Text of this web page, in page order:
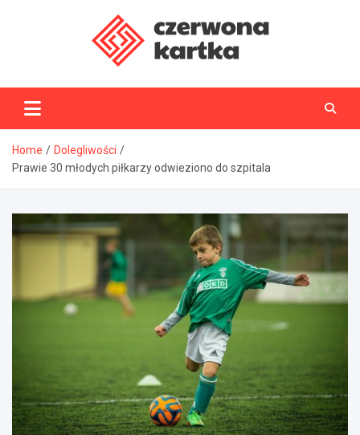
CzerwonaKartka.pl
Home
Dolegliwości
Prawie 30 młodych piłkarzy odwieziono do szpitala